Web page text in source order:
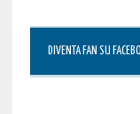
DIVENTA FAN SU